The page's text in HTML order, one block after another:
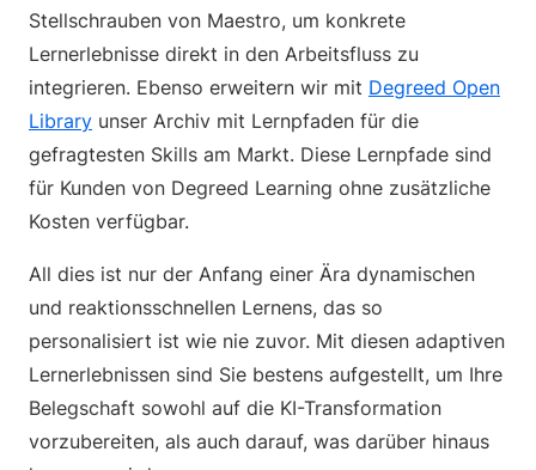
Stellschrauben von Maestro, um konkrete
Lernerlebnisse direkt in den Arbeitsfluss zu
integrieren. Ebenso erweitern wir mit Degreed Open
Library unser Archiv mit Lernpfaden für die
gefragtesten Skills am Markt. Diese Lernpfade sind
für Kunden von Degreed Learning ohne zusätzliche
Kosten verfügbar.
All dies ist nur der Anfang einer Ära dynamischen
und reaktionsschnellen Lernens, das so
personalisiert ist wie nie zuvor. Mit diesen adaptiven
Lernerlebnissen sind Sie bestens aufgestellt, um Ihre
Belegschaft sowohl auf die KI-Transformation
vorzubereiten, als auch darauf, was darüber hinaus